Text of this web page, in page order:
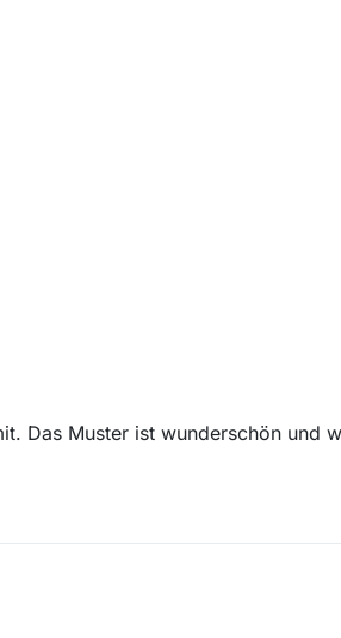
Das Muster ist wunderschön und